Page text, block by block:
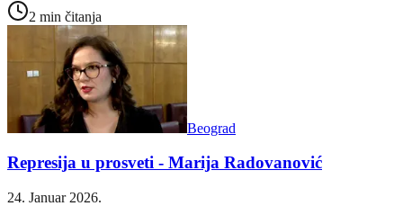
2 min čitanja
Beograd
Represija u prosveti - Marija Radovanović
24. Januar 2026.